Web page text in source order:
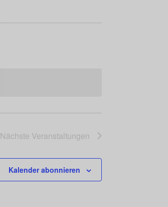
Nächste Veranstaltungen
Kalender abonnieren